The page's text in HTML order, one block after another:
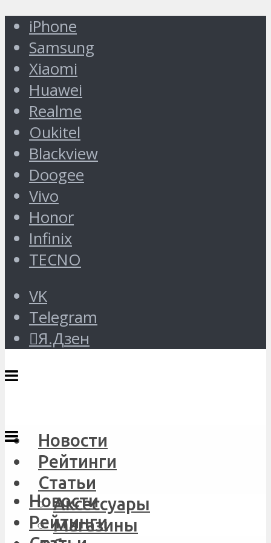
iPhone
Samsung
Xiaomi
Huawei
Realme
Oukitel
Blackview
Doogee
Vivo
Honor
Infinix
TECNO
VK
Telegram
Я.Дзен
Новости
Рейтинги
Статьи
Аксессуары
Магазины
Новости
Рейтинги